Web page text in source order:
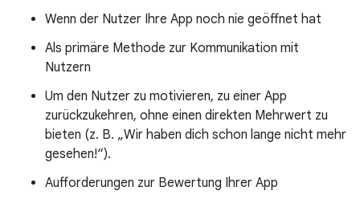
Wenn der Nutzer Ihre App noch nie geöffnet hat
Als primäre Methode zur Kommunikation mit
Nutzern
Um den Nutzer zu motivieren, zu einer App
zurückzukehren, ohne einen direkten Mehrwert zu
bieten (z. B. „Wir haben dich schon lange nicht mehr
gesehen!“).
Aufforderungen zur Bewertung Ihrer App